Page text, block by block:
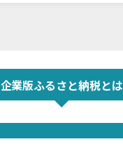
企業版ふるさと納税とは